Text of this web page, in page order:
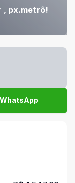
, px.metrô!
WhatsApp